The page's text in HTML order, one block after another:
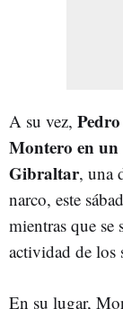
A su vez,
Montero en
Gibraltar, una
narco, este
mientras que se
actividad de los
En su lugar,